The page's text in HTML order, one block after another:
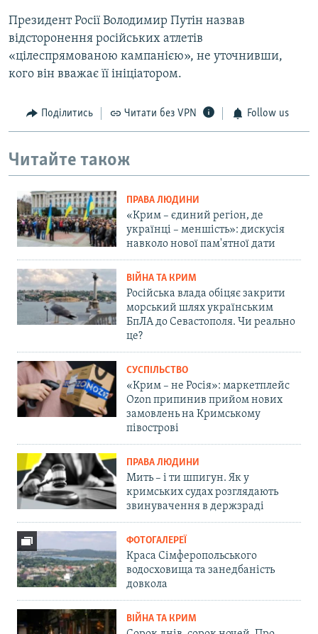
Президент Росії Володимир Путін назвав
відсторонення російських атлетів
«цілеспрямованою кампанією», не уточнивши,
кого він вважає її ініціатором.
Поділитись Читати без VPN Follow us
Читайте також
ПРАВА ЛЮДИНИ
«Крим – єдиний регіон, де
українці – меншість»: дискусія
навколо нової пам'ятної дати
ВІЙНА ТА КРИМ
Російська влада обіцяє закрити
морський шлях українським
БпЛА до Севастополя. Чи реально
це?
СУСПІЛЬСТВО
«Крим – не Росія»: маркетплейс
Ozon припинив прийом нових
замовлень на Кримському
півострові
ПРАВА ЛЮДИНИ
Мить – і ти шпигун. Як у
кримських судах розглядають
звинувачення в держзраді
ФОТОГАЛЕРЕЇ
Краса Сімферопольського
водосховища та занедбаність
довкола
ВІЙНА ТА КРИМ